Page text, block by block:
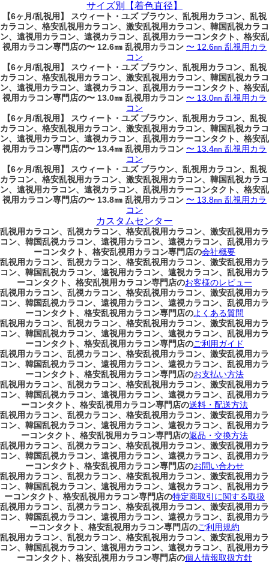
サイズ別【着色直径】
【6ヶ月/乱視用】 スウィート・ユズ ブラウン、乱視用カラコン、乱視
カラコン、格安乱視用カラコン、激安乱視用カラコン、韓国乱視カラコ
ン、遠視用カラコン、遠視カラコン、乱視用カラーコンタクト、格安乱
視用カラコン専門店の〜 12.6㎜ 乱視用カラコン 〜 12.6㎜ 乱視用カラ
コン
【6ヶ月/乱視用】 スウィート・ユズ ブラウン、乱視用カラコン、乱視
カラコン、格安乱視用カラコン、激安乱視用カラコン、韓国乱視カラコ
ン、遠視用カラコン、遠視カラコン、乱視用カラーコンタクト、格安乱
視用カラコン専門店の〜 13.0㎜ 乱視用カラコン 〜 13.0㎜ 乱視用カラ
コン
【6ヶ月/乱視用】 スウィート・ユズ ブラウン、乱視用カラコン、乱視
カラコン、格安乱視用カラコン、激安乱視用カラコン、韓国乱視カラコ
ン、遠視用カラコン、遠視カラコン、乱視用カラーコンタクト、格安乱
視用カラコン専門店の〜 13.4㎜ 乱視用カラコン 〜 13.4㎜ 乱視用カラ
コン
【6ヶ月/乱視用】 スウィート・ユズ ブラウン、乱視用カラコン、乱視
カラコン、格安乱視用カラコン、激安乱視用カラコン、韓国乱視カラコ
ン、遠視用カラコン、遠視カラコン、乱視用カラーコンタクト、格安乱
視用カラコン専門店の〜 13.8㎜ 乱視用カラコン 〜 13.8㎜ 乱視用カラ
コン
カスタムセンター
乱視用カラコン、乱視カラコン、格安乱視用カラコン、激安乱視用カラ
コン、韓国乱視カラコン、遠視用カラコン、遠視カラコン、乱視用カラ
ーコンタクト、格安乱視用カラコン専門店の会社概要
乱視用カラコン、乱視カラコン、格安乱視用カラコン、激安乱視用カラ
コン、韓国乱視カラコン、遠視用カラコン、遠視カラコン、乱視用カラ
ーコンタクト、格安乱視用カラコン専門店のお客様のレビュー
乱視用カラコン、乱視カラコン、格安乱視用カラコン、激安乱視用カラ
コン、韓国乱視カラコン、遠視用カラコン、遠視カラコン、乱視用カラ
ーコンタクト、格安乱視用カラコン専門店のよくある質問
乱視用カラコン、乱視カラコン、格安乱視用カラコン、激安乱視用カラ
コン、韓国乱視カラコン、遠視用カラコン、遠視カラコン、乱視用カラ
ーコンタクト、格安乱視用カラコン専門店のご利用ガイド
乱視用カラコン、乱視カラコン、格安乱視用カラコン、激安乱視用カラ
コン、韓国乱視カラコン、遠視用カラコン、遠視カラコン、乱視用カラ
ーコンタクト、格安乱視用カラコン専門店のお支払い方法
乱視用カラコン、乱視カラコン、格安乱視用カラコン、激安乱視用カラ
コン、韓国乱視カラコン、遠視用カラコン、遠視カラコン、乱視用カラ
ーコンタクト、格安乱視用カラコン専門店の送料・配送方法
乱視用カラコン、乱視カラコン、格安乱視用カラコン、激安乱視用カラ
コン、韓国乱視カラコン、遠視用カラコン、遠視カラコン、乱視用カラ
ーコンタクト、格安乱視用カラコン専門店の返品・交換方法
乱視用カラコン、乱視カラコン、格安乱視用カラコン、激安乱視用カラ
コン、韓国乱視カラコン、遠視用カラコン、遠視カラコン、乱視用カラ
ーコンタクト、格安乱視用カラコン専門店のお問い合わせ
乱視用カラコン、乱視カラコン、格安乱視用カラコン、激安乱視用カラ
コン、韓国乱視カラコン、遠視用カラコン、遠視カラコン、乱視用カラ
ーコンタクト、格安乱視用カラコン専門店の特定商取引に関する取扱
乱視用カラコン、乱視カラコン、格安乱視用カラコン、激安乱視用カラ
コン、韓国乱視カラコン、遠視用カラコン、遠視カラコン、乱視用カラ
ーコンタクト、格安乱視用カラコン専門店のご利用規約
乱視用カラコン、乱視カラコン、格安乱視用カラコン、激安乱視用カラ
コン、韓国乱視カラコン、遠視用カラコン、遠視カラコン、乱視用カラ
ーコンタクト、格安乱視用カラコン専門店の個人情報取扱方針